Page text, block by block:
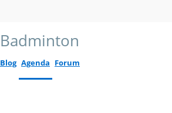
Badminton
Blog Agenda Forum